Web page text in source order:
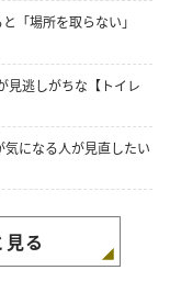
「場所を取らない」
見逃しがちな【トイレ
になる人が見直したい
る